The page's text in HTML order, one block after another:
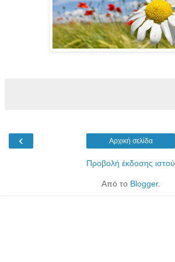
‹ Αρχική σελίδα
Προβολή έκδοσης ιστού
Από το Blogger.